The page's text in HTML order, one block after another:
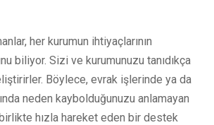
her kurumun ihtiyaçlarının
biliyor. Sizi ve kurumunuzu tanıdıkça
Böylece, evrak işlerinde ya da
neden kaybolduğunuzu anlamayan
hızla hareket eden bir destek